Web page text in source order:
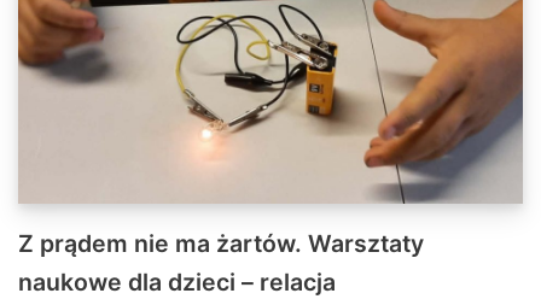
Z prądem nie ma żartów. Warsztaty
naukowe dla dzieci – relacja